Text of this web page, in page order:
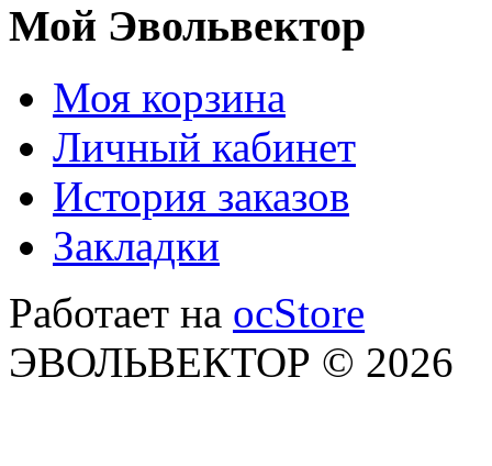
Мой Эвольвектор
Моя корзина
Личный кабинет
История заказов
Закладки
Работает на ocStore
ЭВОЛЬВЕКТОР © 2026